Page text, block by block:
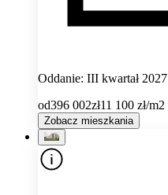
Oddanie: III kwartał 2027
od396 002zł11 100 zł/m2
Zobacz mieszkania